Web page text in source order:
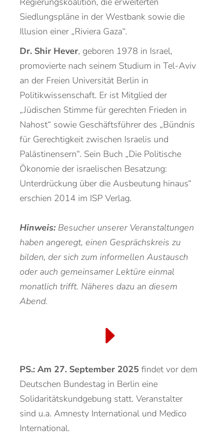
Siedlungspläne in der Westbank sowie die
Illusion einer „Riviera Gaza“.
Dr. Shir Hever, geboren 1978 in Israel,
promovierte nach seinem Studium in Tel-Aviv
an der Freien Universität Berlin in
Politikwissenschaft. Er ist Mitglied der
„Jüdischen Stimme für gerechten Frieden in
Nahost“ sowie Geschäftsführer des „Bündnis
für Gerechtigkeit zwischen Israelis und
Palästinensern“. Sein Buch „Die Politische
Ökonomie der israelischen Besatzung:
Unterdrückung über die Ausbeutung hinaus“
erschien 2014 im ISP Verlag.
Hinweis: Besucher unserer Veranstaltungen
haben angeregt, einen Gesprächskreis zu
bilden, der sich zum informellen Austausch
oder auch gemeinsamer Lektüre einmal
monatlich trifft. Näheres dazu an diesem
Abend.
PS.: Am 27. September 2025 findet vor dem
Deutschen Bundestag in Berlin eine
Solidaritätskundgebung statt. Veranstalter
sind u.a. Amnesty International und Medico
International.